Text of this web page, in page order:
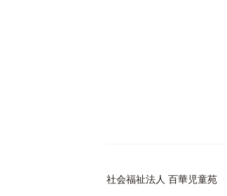
社会福祉法人 百華児童苑